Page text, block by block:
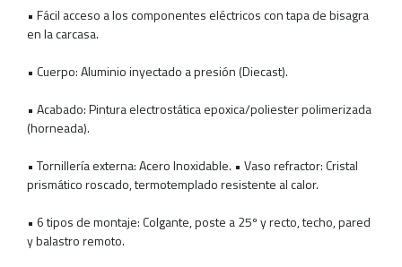
• Fácil acceso a los componentes eléctricos con tapa de bisagra
en la carcasa.
• Cuerpo: Aluminio inyectado a presión (Diecast).
• Acabado: Pintura electrostática epoxica/poliester polimerizada
(horneada).
• Tornillería externa: Acero Inoxidable. • Vaso refractor: Cristal
prismático roscado, termotemplado resistente al calor.
• 6 tipos de montaje: Colgante, poste a 25º y recto, techo, pared
y balastro remoto.